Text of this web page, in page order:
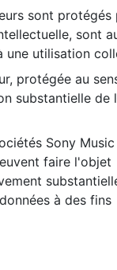
sont
sont
une utilisation
protégée au
substantielle de
Sony Music
faire l'objet
à des fins